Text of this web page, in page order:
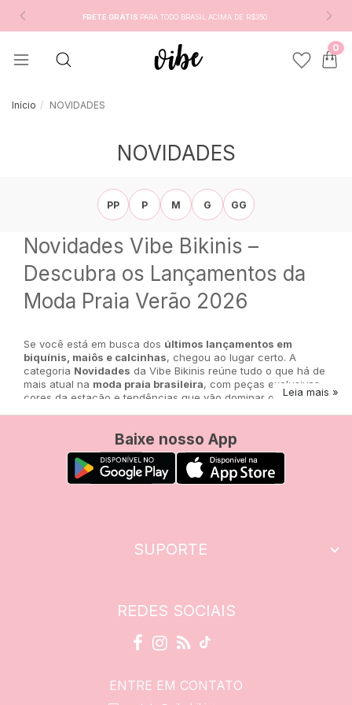
FRETE GRÁTIS PARA TODO BRASIL ACIMA DE R$350
0
Início NOVIDADES
NOVIDADES
PP P M G GG
Novidades Vibe Bikinis –
Descubra os Lançamentos da
Moda Praia Verão 2026
Se você está em busca dos últimos lançamentos em
biquínis, maiôs e calcinhas, chegou ao lugar certo. A
categoria Novidades da Vibe Bikinis reúne tudo o que há de
mais atual na moda praia brasileira, com peças exclusivas,
cores da estação e tendências que vão dominar o verão
Nossos lançamentos são pensados para mulheres
autênticas, livres e conectadas com o agora. Docortininha
repaginadoaomaiô com recortes estratégicos , cada item
traz a essência da marca: conforto, sensualidade e estilo
Leia mais »
Baixe nosso App
SUPORTE
REDES SOCIAIS
ENTRE EM CONTATO